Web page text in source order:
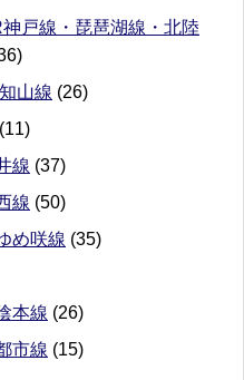
戸線・琵琶湖線・北陸
山線 (26)
(11)
線 (37)
線 (50)
め咲線 (35)
本線 (26)
市線 (15)